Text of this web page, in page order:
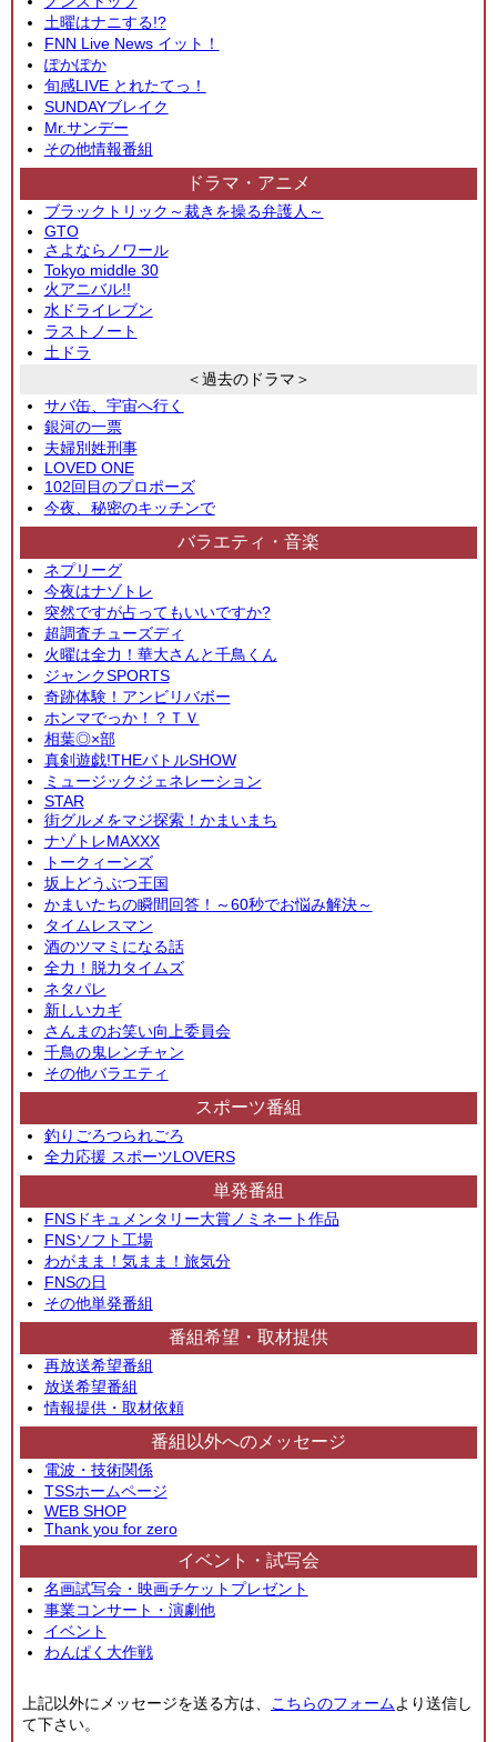
土曜はナニする!?
FNN Live News イット！
ぽかぽか
旬感LIVE とれたてっ！
SUNDAYブレイク
Mr.サンデー
その他情報番組
ドラマ・アニメ
ブラックトリック～裁きを操る弁護人～
GTO
さよならノワール
Tokyo middle 30
火アニバル!!
水ドライレブン
ラストノート
土ドラ
＜過去のドラマ＞
サバ缶、宇宙へ行く
銀河の一票
夫婦別姓刑事
LOVED ONE
102回目のプロポーズ
今夜、秘密のキッチンで
バラエティ・音楽
ネプリーグ
今夜はナゾトレ
突然ですが占ってもいいですか?
超調査チューズディ
火曜は全力！華大さんと千鳥くん
ジャンクSPORTS
奇跡体験！アンビリバボー
ホンマでっか！？ＴＶ
相葉◎×部
真剣遊戯!THEバトルSHOW
ミュージックジェネレーション
STAR
街グルメをマジ探索！かまいまち
ナゾトレMAXXX
トークィーンズ
坂上どうぶつ王国
かまいたちの瞬間回答！～60秒でお悩み解決～
タイムレスマン
酒のツマミになる話
全力！脱力タイムズ
ネタパレ
新しいカギ
さんまのお笑い向上委員会
千鳥の鬼レンチャン
その他バラエティ
スポーツ番組
釣りごろつられごろ
全力応援 スポーツLOVERS
単発番組
FNSドキュメンタリー大賞ノミネート作品
FNSソフト工場
わがまま！気まま！旅気分
FNSの日
その他単発番組
番組希望・取材提供
再放送希望番組
放送希望番組
情報提供・取材依頼
番組以外へのメッセージ
電波・技術関係
TSSホームページ
WEB SHOP
Thank you for zero
イベント・試写会
名画試写会・映画チケットプレゼント
事業コンサート・演劇他
イベント
わんぱく大作戦
上記以外にメッセージを送る方は、 こちらのフォームより送信し
て下さい。